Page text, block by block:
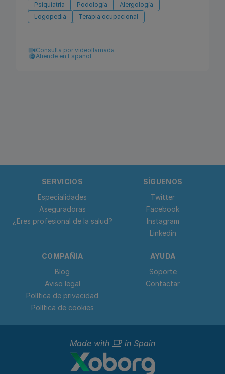
Psiquiatría
Podología
Alergología
Logopedia
Terapia ocupacional
Consulta por videollamada
Atiende en Español
SERVICIOS
Especialidades
Aseguradoras
¿Eres profesional de la salud?
SÍGUENOS
Twitter
Facebook
Instagram
Linkedin
COMPAÑIA
Blog
Aviso legal
Política de privacidad
Política de cookies
AYUDA
Soporte
Contactar
Made with in Spain